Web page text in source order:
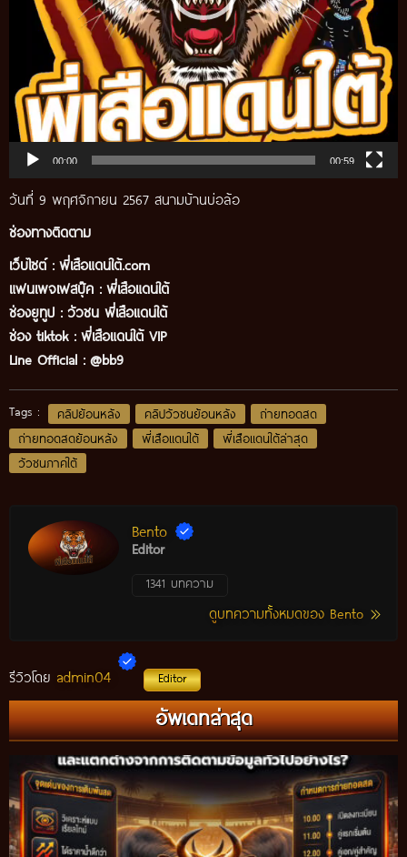
00:00 00:59
วันที่ 9 พฤศจิกายน 2567 สนามบ้านบ่อล้อ
ช่องทางติดตาม
เว็บไซต์ : พี่เสือแดนใต้.com
แฟนเพจเฟสบุ๊ค : พี่เสือแดนใต้
ช่องยูทูป : วัวชน พี่เสือแดนใต้
ช่อง tiktok : พี่เสือแดนใต้ VIP
Line Official : @bb9
Tags : คลิปย้อนหลัง คลิปวัวชนย้อนหลัง
ถ่ายทอดสด
ถ่ายทอดสดย้อนหลัง
พี่เสือแดนใต้
พี่เสือแดนใต้ล่าสุด
วัวชนภาคใต้
Bento
Editor
1341 บทความ
ดูบทความทั้งหมดของ Bento
รีวิวโดย admin04 Editor
อัพเดทล่าสุด